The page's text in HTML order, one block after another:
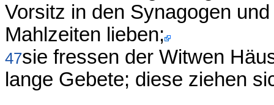
Vorsitz in den Synagogen
Mahlzeiten lieben;
47sie fressen der Witwen
lange Gebete; diese ziehen